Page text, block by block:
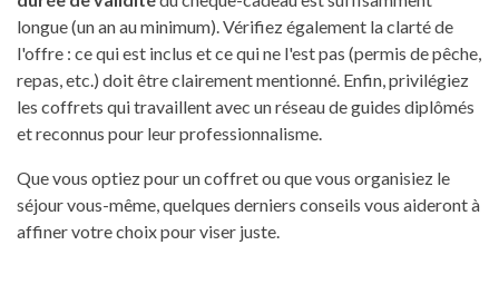
longue (un an au minimum). Vérifiez également la clarté de
l'offre : ce qui est inclus et ce qui ne l'est pas (permis de pêche,
repas, etc.) doit être clairement mentionné. Enfin, privilégiez
les coffrets qui travaillent avec un réseau de guides diplômés
et reconnus pour leur professionnalisme.
Que vous optiez pour un coffret ou que vous organisiez le
séjour vous-même, quelques derniers conseils vous aideront à
affiner votre choix pour viser juste.